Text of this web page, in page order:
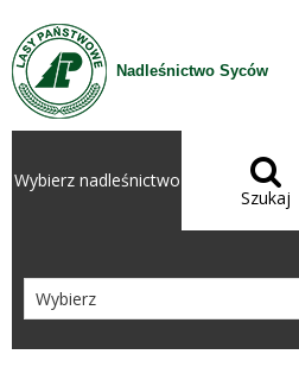
Przejdź do treści
Nadleśnictwo Syców
Wybierz nadleśnictwo 
Szukaj